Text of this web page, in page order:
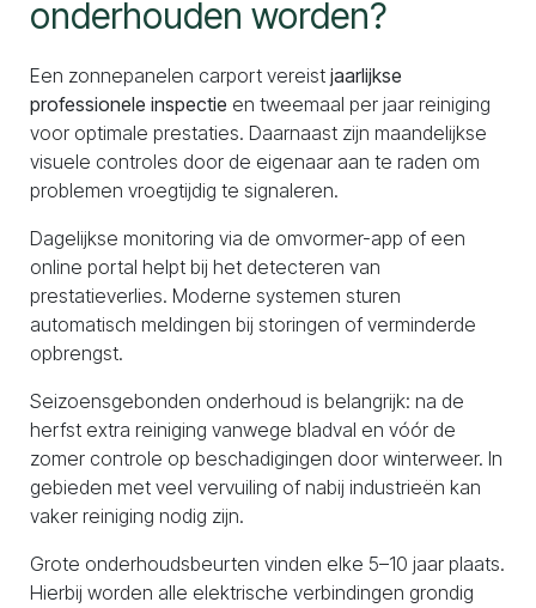
onderhouden worden?
Een zonnepanelen carport vereist jaarlijkse
professionele inspectie en tweemaal per jaar reiniging
voor optimale prestaties. Daarnaast zijn maandelijkse
visuele controles door de eigenaar aan te raden om
problemen vroegtijdig te signaleren.
Dagelijkse monitoring via de omvormer-app of een
online portal helpt bij het detecteren van
prestatieverlies. Moderne systemen sturen
automatisch meldingen bij storingen of verminderde
opbrengst.
Seizoensgebonden onderhoud is belangrijk: na de
herfst extra reiniging vanwege bladval en vóór de
zomer controle op beschadigingen door winterweer. In
gebieden met veel vervuiling of nabij industrieën kan
vaker reiniging nodig zijn.
Grote onderhoudsbeurten vinden elke 5–10 jaar plaats.
Hierbij worden alle elektrische verbindingen grondig